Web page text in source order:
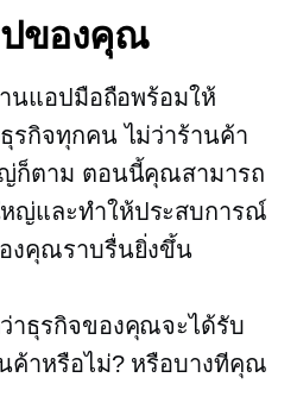
ปของคุณ
นแอปมือถือพร้อมให้
รกิจทุกคน ไม่ว่าร้านค้า
ก็ตาม ตอนนี้คุณสามารถ
ญ่และทำให้ประสบการณ์
งคุณราบรื่นยิ่งขึ้น
ธุรกิจของคุณจะได้รับ
ค้าหรือไม่? หรือบางทีคุณ